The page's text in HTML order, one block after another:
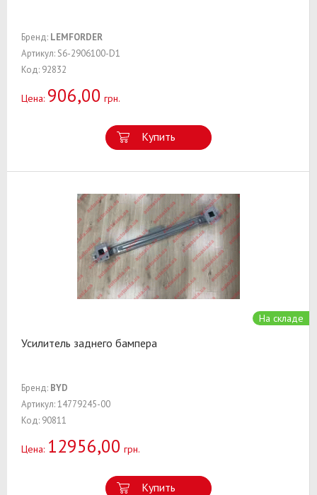
Бренд: LEMFORDER
Артикул: S6-2906100-D1
Код: 92832
Цена: 906,00 грн.
Купить
На складе
Усилитель заднего бампера
Бренд: BYD
Артикул: 14779245-00
Код: 90811
Цена: 12956,00 грн.
Купить